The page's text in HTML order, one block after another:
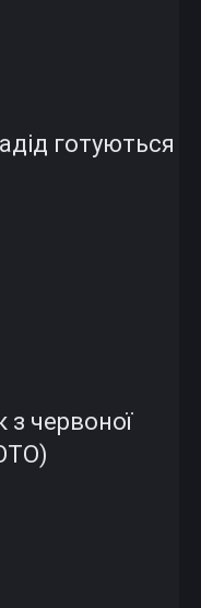
готуються
з червоної